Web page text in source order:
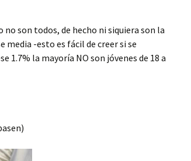
son todos, de hecho ni siquiera son la
media -esto es fácil de creer si se
1.7% la mayoría NO son jóvenes de 18 a